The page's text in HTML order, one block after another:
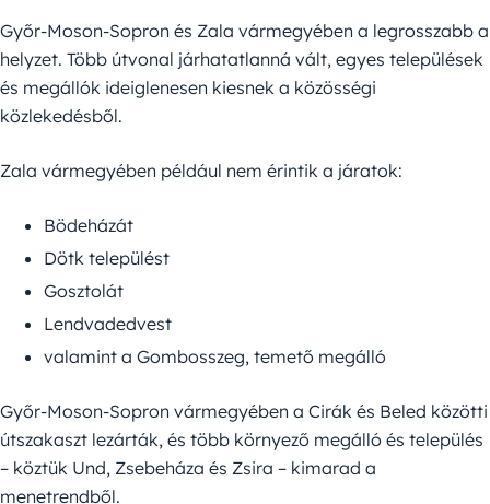
Győr-Moson-Sopron és Zala vármegyében a legrosszabb a
helyzet. Több útvonal járhatatlanná vált, egyes települések
és megállók ideiglenesen kiesnek a közösségi
közlekedésből.
Zala vármegyében például nem érintik a járatok:
Bödeházát
Dötk települést
Gosztolát
Lendvadedvest
valamint a Gombosszeg, temető megálló
Győr-Moson-Sopron vármegyében a Cirák és Beled közötti
útszakaszt lezárták, és több környező megálló és település
– köztük Und, Zsebeháza és Zsira – kimarad a
menetrendből.